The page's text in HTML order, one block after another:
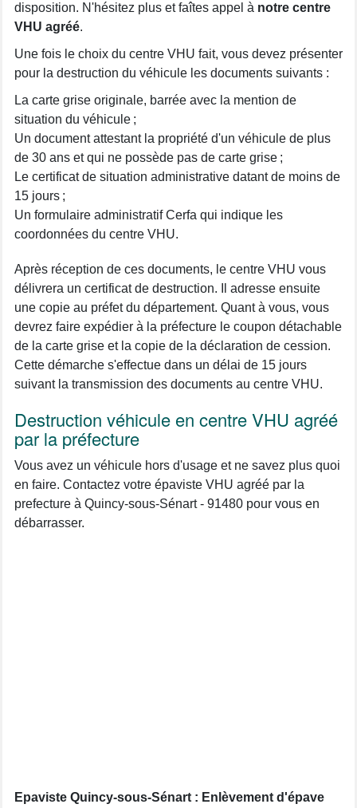
disposition. N'hésitez plus et faîtes appel à notre centre
VHU agréé.
Une fois le choix du centre VHU fait, vous devez présenter
pour la destruction du véhicule les documents suivants :
La carte grise originale, barrée avec la mention de
situation du véhicule ;
Un document attestant la propriété d'un véhicule de plus
de 30 ans et qui ne possède pas de carte grise ;
Le certificat de situation administrative datant de moins de
15 jours ;
Un formulaire administratif Cerfa qui indique les
coordonnées du centre VHU.
Après réception de ces documents, le centre VHU vous
délivrera un certificat de destruction. Il adresse ensuite
une copie au préfet du département. Quant à vous, vous
devrez faire expédier à la préfecture le coupon détachable
de la carte grise et la copie de la déclaration de cession.
Cette démarche s'effectue dans un délai de 15 jours
suivant la transmission des documents au centre VHU.
Destruction véhicule en centre VHU agréé
par la préfecture
Vous avez un véhicule hors d'usage et ne savez plus quoi
en faire. Contactez votre épaviste VHU agréé par la
prefecture à Quincy-sous-Sénart - 91480 pour vous en
débarrasser.
Epaviste Quincy-sous-Sénart : Enlèvement d'épave